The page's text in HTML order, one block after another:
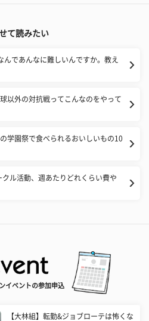
て読みたい
んであんなに難しいんですか。教え
以外の対抗戦ってこんなのをやって
学園祭で食べられるおいしいもの10
クル活動、週あたりどれくらい費や
イベントの参加申込
【大林組】転勤&ジョブローテは怖くな